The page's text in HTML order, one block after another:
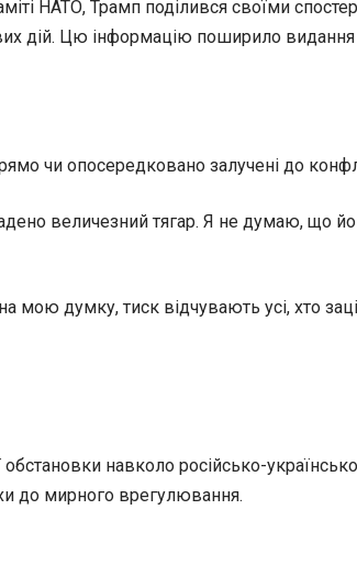
НАТО, Трамп поділився своїми
дій. Цю інформацію поширило видання
чи опосередковано залучені до
величезний тягар. Я не думаю, що
мою думку, тиск відчувають усі, хто
навколо російсько-
до мирного врегулювання.